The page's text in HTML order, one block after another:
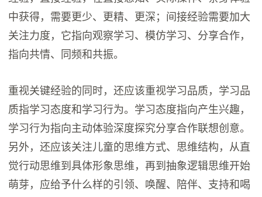
中获得，需要更少、更精、更深；间接经验需要加大
关注力度，它指向观察学习、模仿学习、分享合作，
指向共情、同频和共振。
重视关键经验的同时，还应该重视学习品质，学习品
质指学习态度和学习行为。学习态度指向产生兴趣，
学习行为指向主动体验深度探究分享合作联想创意。
另外，还应该关注儿童的思维方式、思维结构，从直
觉行动思维到具体形象思维，再到抽象逻辑思维开始
萌芽，应给予什么样的引领、唤醒、陪伴、支持和喝